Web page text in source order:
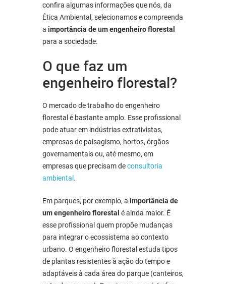
confira algumas informações que nós, da
Ética Ambiental, selecionamos e compreenda
a importância de um engenheiro florestal
para a sociedade.
O que faz um
engenheiro florestal?
O mercado de trabalho do engenheiro
florestal é bastante amplo. Esse profissional
pode atuar em indústrias extrativistas,
empresas de paisagismo, hortos, órgãos
governamentais ou, até mesmo, em
empresas que precisam deconsultoria
ambiental .
Em parques, por exemplo, a importância de
um engenheiro florestal é ainda maior. É
esse profissional quem propõe mudanças
para integrar o ecossistema ao contexto
urbano. O engenheiro florestal estuda tipos
de plantas resistentes à ação do tempo e
adaptáveis à cada área do parque (canteiros,